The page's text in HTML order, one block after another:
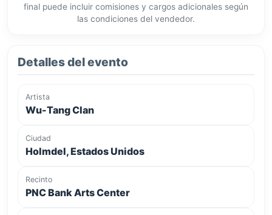
final puede incluir comisiones y cargos adicionales según
las condiciones del vendedor.
Detalles del evento
Artista
Wu-Tang Clan
Ciudad
Holmdel, Estados Unidos
Recinto
PNC Bank Arts Center